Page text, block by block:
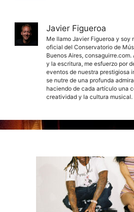
Javier Figueroa
Me llamo Javier Figueroa y soy
oficial del Conservatorio de
Buenos Aires,
y la escritura, me esfuerzo por
eventos de nuestra prestigiosa
se nutre de una profunda
haciendo de cada artículo una
creatividad y la cultura musical.